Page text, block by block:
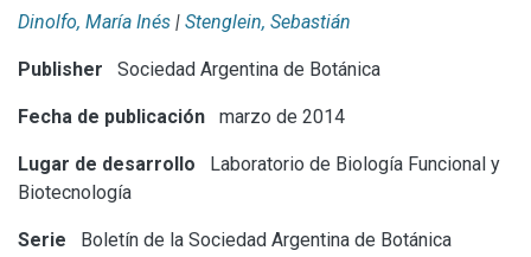
Dinolfo, María Inés | Stenglein, Sebastián
Publisher Sociedad Argentina de Botánica
Fecha de publicación marzo de 2014
Lugar de desarrollo
Laboratorio de Biología Funcional y
Biotecnología
Serie Boletín de la Sociedad Argentina de Botánica